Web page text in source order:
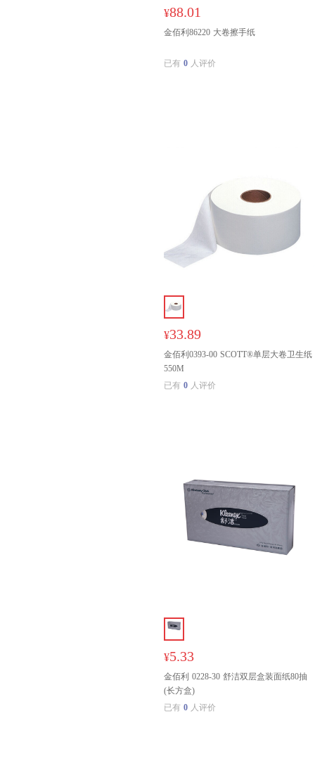
¥88.01
金佰利86220 大卷擦手纸
已有 0 人评价
¥33.89
金佰利0393-00 SCOTT®单层大卷卫生纸
550M
已有 0 人评价
¥5.33
金佰利 0228-30 舒洁双层盒装面纸80抽
(长方盒)
已有 0 人评价